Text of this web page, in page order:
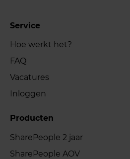
Service
Hoe werkt het?
FAQ
Vacatures
Inloggen
Producten
SharePeople 2 jaar
SharePeople AOV